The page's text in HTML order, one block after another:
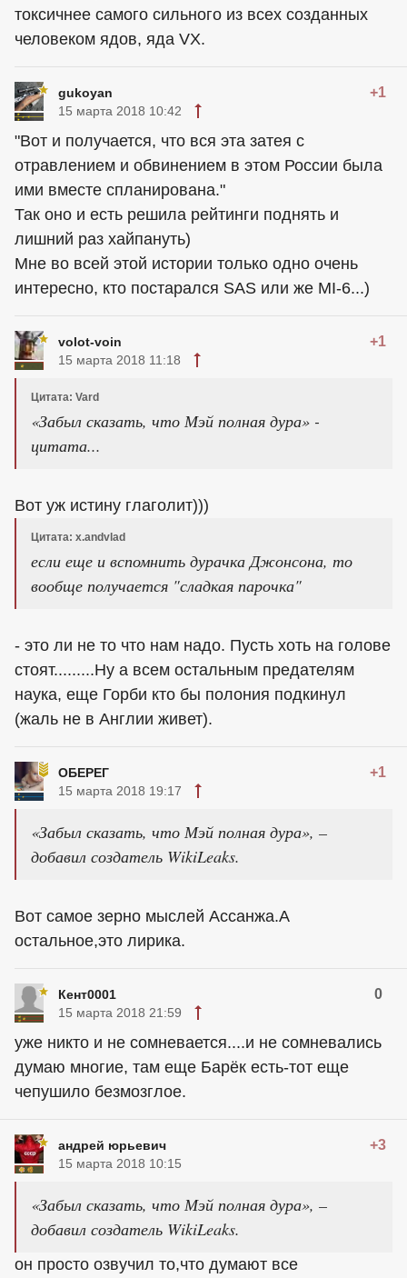
токсичнее самого сильного из всех созданных
человеком ядов, яда VX.
gukoyan +1
15 марта 2018 10:42
"Вот и получается, что вся эта затея с
отравлением и обвинением в этом России была
ими вместе спланирована."
Так оно и есть решила рейтинги поднять и
лишний раз хайпануть)
Мне во всей этой истории только одно очень
интересно, кто постарался SAS или же MI-6...)
volot-voin +1
15 марта 2018 11:18
Цитата: Vard
«Забыл сказать, что Мэй полная дура» -
цитата...
Вот уж истину глаголит)))
Цитата: x.andvlad
если еще и вспомнить дурачка Джонсона, то
вообще получается "сладкая парочка"
- это ли не то что нам надо. Пусть хоть на голове
стоят.........Ну а всем остальным предателям
наука, еще Горби кто бы полония подкинул
(жаль не в Англии живет).
ОБЕРЕГ +1
15 марта 2018 19:17
«Забыл сказать, что Мэй полная дура», –
добавил создатель WikiLeaks.
Вот самое зерно мыслей Ассанжа.А
остальное,это лирика.
Кент0001 0
15 марта 2018 21:59
уже никто и не сомневается....и не сомневались
думаю многие, там еще Барёк есть-тот еще
чепушило безмозглое.
андрей юрьевич +3
15 марта 2018 10:15
«Забыл сказать, что Мэй полная дура», –
добавил создатель WikiLeaks.
он просто озвучил то,что думают все